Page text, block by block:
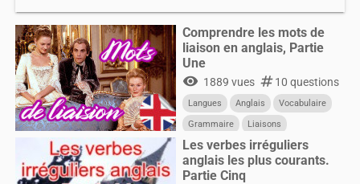
Comprendre les mots de
liaison en anglais, Partie
Une
visibility 1889 vues numbers10 questions
Langues Anglais
Vocabulaire
Grammaire
Liaisons
Les verbes irréguliers
anglais les plus courants.
Partie Cinq